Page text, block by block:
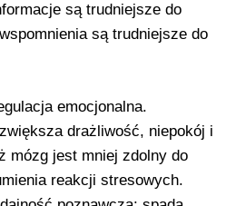
są trudniejsze do
są trudniejsze do
emocjonalna.
zwiększa drażliwość, niepokój i
mózg jest mniej zdolny do
reakcji stresowych.